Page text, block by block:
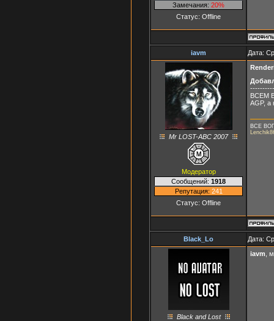
Замечания: 20%
Статус: Offline
iavm Дата:
Mr LOST-ABC 2007
Модератор
Сообщений: 1918
Репутация: 241
Статус: Offline
ВСЕМ
AGP, а
ВСЕ
Black_Lo Дата:
Black and Lost
iavm ,